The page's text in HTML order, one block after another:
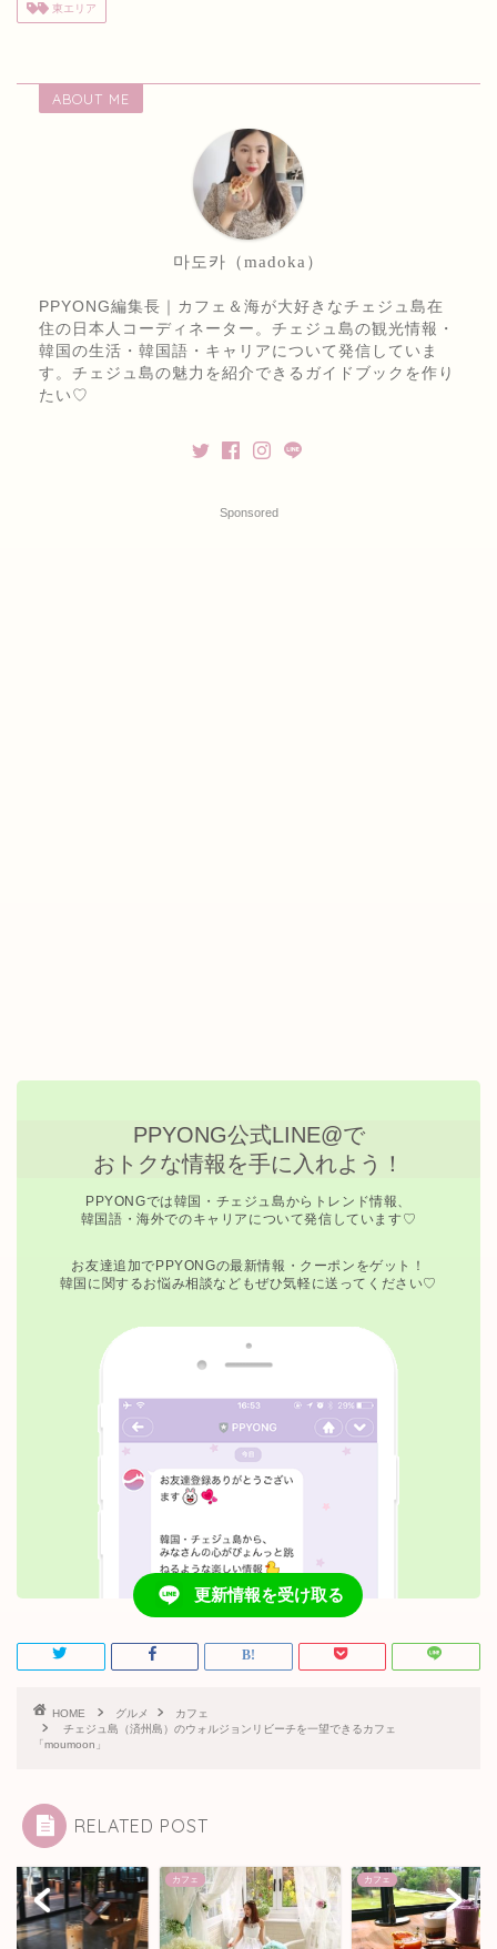
東エリア
ABOUT ME
마도카（madoka）
PPYONG編集長｜カフェ＆海が大好きなチェジュ島在
住の日本人コーディネーター。チェジュ島の観光情報・
韓国の生活・韓国語・キャリアについて発信していま
す。チェジュ島の魅力を紹介できるガイドブックを作り
たい♡
Sponsored
PPYONG公式LINE@で
おトクな情報を手に入れよう！
PPYONGでは韓国・チェジュ島からトレンド情報、
韓国語・海外でのキャリアについて発信しています♡
お友達追加でPPYONGの最新情報・クーポンをゲット！
韓国に関するお悩み相談などもぜひ気軽に送ってください♡
更新情報を受け取る
HOME グルメ
カフェ
チェジュ島（済州島）のウォルジョンリビーチを一望できるカフェ
「moumoon」
RELATED POST
カフェ